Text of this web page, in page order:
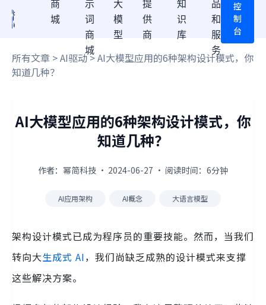
商
城
示
词
商
城
大
模
型
提
供
商
知
识
库
品
和
服
务
控
制
台
所有文章 >AI驱动> AI大模型应用的6种架构设计模式，你
知道几种？
AI大模型应用的6种架构设计模式，你
知道几种？
作者：幂简科技 · 2024-06-27 · 阅读时间：6分钟
AI应用架构 AI概念 大语言模型
架构设计模式已成为程序员的重要技能。然而，当我们
转向大生成式 AI，我们尚缺乏成熟的设计模式来支撑
这些解决方案。